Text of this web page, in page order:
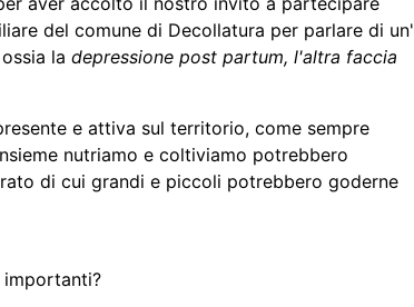
del comune di Decollatura per parlare di un'
la depressione post partum, l'altra faccia
e attiva sul territorio, come sempre
nutriamo e coltiviamo potrebbero
di cui grandi e piccoli potrebbero goderne